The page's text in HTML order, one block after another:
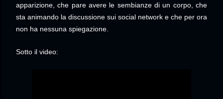
apparizione, che pare avere le sembianze di un corpo, che
sta animando la discussione sui social network e che per ora
non ha nessuna spiegazione.
Sotto il video: